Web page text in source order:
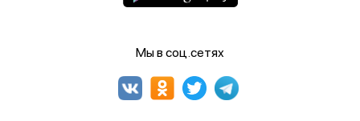
Мы в соц.сетях